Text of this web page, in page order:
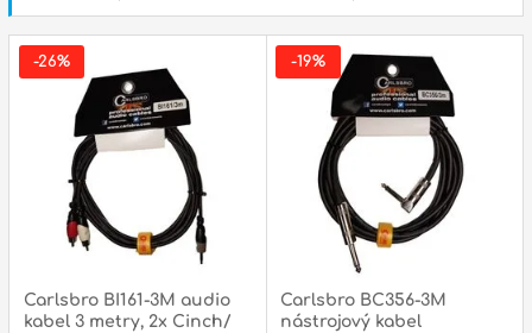
Carlsbro BI161-3M audio
kabel 3 metry, 2x Cinch/
-26%
Carlsbro BC356-3M
nástrojový kabel
-19%